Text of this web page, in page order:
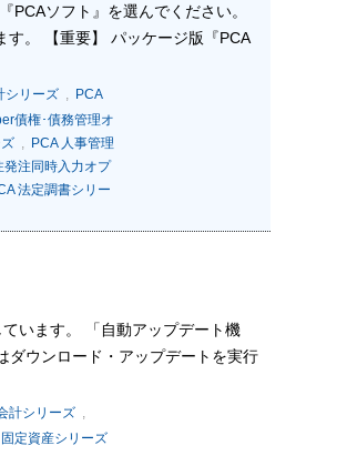
ソフト』を選んでください。
す。 【重要】 パッケージ版『PCA
シリーズ, PCA
債権･債務管理オ
, PCA 人事管理
発注同時入力オプ
法定調書シリー
います。 「自動アップデート機
ダウンロード・アップデートを実行
計シリーズ,
定資産シリーズ